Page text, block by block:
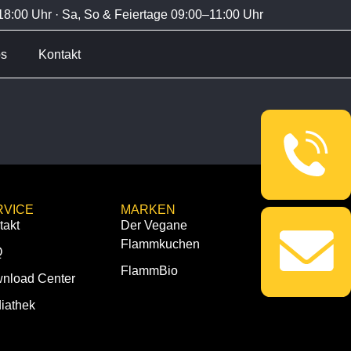
Uhr · Sa, So & Feiertage 09:00–11:00 Uhr
Kontakt
Center
MARKEN
Der Vegane
Flammkuchen
FlammBio